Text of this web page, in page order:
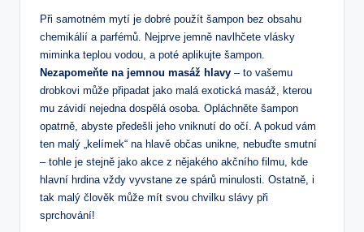
Při samotném mytí je dobré použít šampon bez obsahu
chemikálií a parfémů. Nejprve jemně navlhčete vlásky
miminka teplou vodou, a poté aplikujte šampon.
Nezapomeňte na jemnou masáž hlavy – to vašemu
drobkovi může připadat jako malá exotická masáž, kterou
mu závidí nejedna dospělá osoba. Opláchněte šampon
opatrně, abyste předešli jeho vniknutí do očí. A pokud vám
ten malý „kelímek“ na hlavě občas unikne, nebuďte smutní
– tohle je stejně jako akce z nějakého akčního filmu, kde
hlavní hrdina vždy vyvstane ze spárů minulosti. Ostatně, i
tak malý člověk může mít svou chvilku slávy při
sprchování!